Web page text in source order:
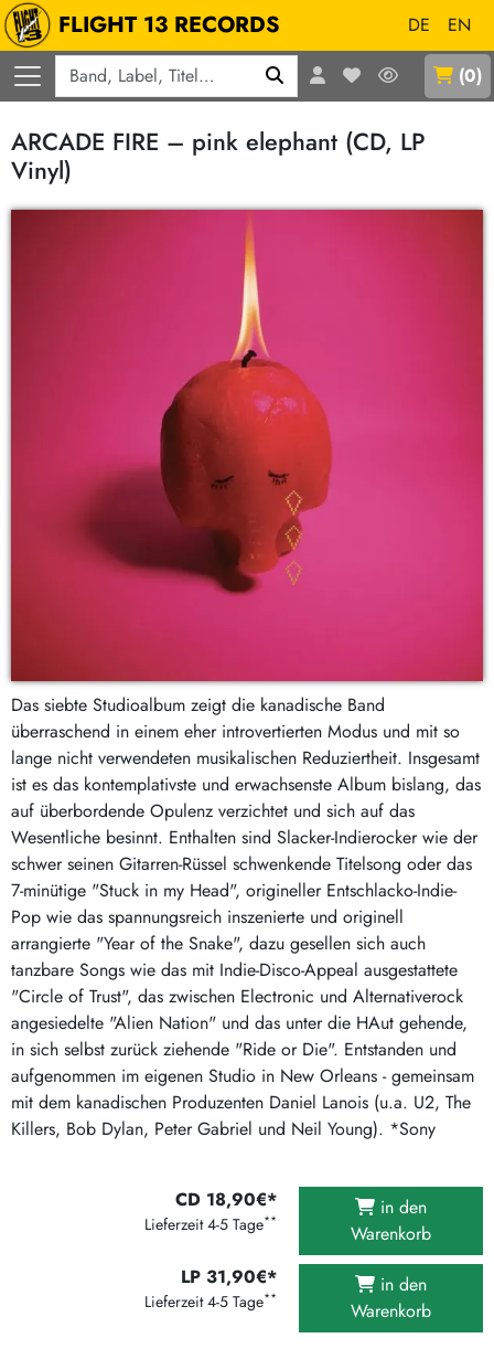
FLIGHT 13 RECORDS DE
EN
(0)
ARCADE FIRE – pink elephant (CD, LP
Vinyl)
Das siebte Studioalbum zeigt die kanadische Band
überraschend in einem eher introvertierten Modus und mit so
lange nicht verwendeten musikalischen Reduziertheit. Insgesamt
ist es das kontemplativste und erwachsenste Album bislang, das
auf überbordende Opulenz verzichtet und sich auf das
Wesentliche besinnt. Enthalten sind Slacker-Indierocker wie der
schwer seinen Gitarren-Rüssel schwenkende Titelsong oder das
7-minütige "Stuck in my Head", origineller Entschlacko-Indie-
Pop wie das spannungsreich inszenierte und originell
arrangierte "Year of the Snake", dazu gesellen sich auch
tanzbare Songs wie das mit Indie-Disco-Appeal ausgestattete
"Circle of Trust", das zwischen Electronic und Alternativerock
angesiedelte "Alien Nation" und das unter die HAut gehende,
in sich selbst zurück ziehende "Ride or Die". Entstanden und
aufgenommen im eigenen Studio in New Orleans - gemeinsam
mit dem kanadischen Produzenten Daniel Lanois (u.a. U2, The
Killers, Bob Dylan, Peter Gabriel und Neil Young). *Sony
CD 18,90€*
Lieferzeit 4-5 Tage**
in den
Warenkorb
LP 31,90€*
Lieferzeit 4-5 Tage**
in den
Warenkorb